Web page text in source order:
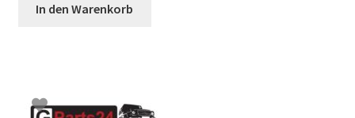
In den Warenkorb